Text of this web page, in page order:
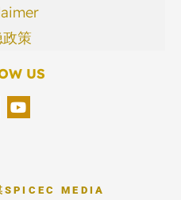
策
US
SPICEC MEDIA